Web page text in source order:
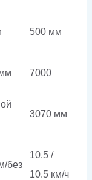
500 мм
7000
3070 мм
без
10.5 /
10.5 км/ч